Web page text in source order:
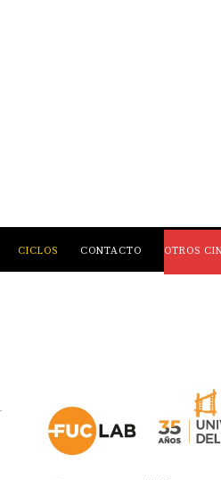
CICLOS CONTACTO OTROS